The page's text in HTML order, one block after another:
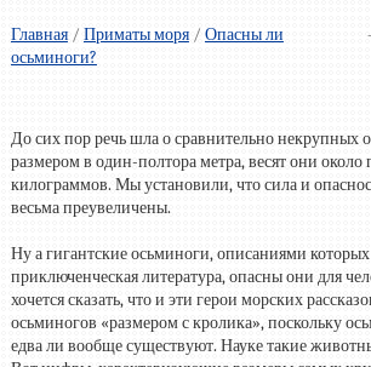
Главная/ Приматы моря/ Опасны ли
осьминоги?
До сих пор речь шла о сравнительно некрупных
размером в один-полтора метра, весят они около
килограммов. Мы установили, что сила и
весьма преувеличены.
Ну а гигантские осьминоги, описаниями
приключенческая литература, опасны они для
хочется сказать, что и эти герои морских
осьминогов «размером с кролика», поскольку
едва ли вообще существуют. Науке такие